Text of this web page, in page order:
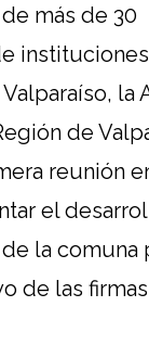
más de 30
la
de
reunión
el
la comuna
de las